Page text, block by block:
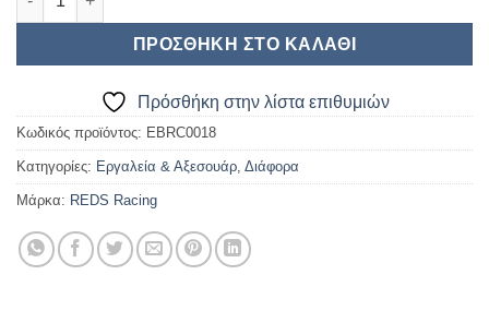
ΠΡΟΣΘΉΚΗ ΣΤΟ ΚΑΛΆΘΙ
Πρόσθήκη στην λίστα επιθυμιών
Κωδικός προϊόντος: EBRC0018
Κατηγορίες: Εργαλεία & Αξεσουάρ Διάφορα
Μάρκα: REDS Racing